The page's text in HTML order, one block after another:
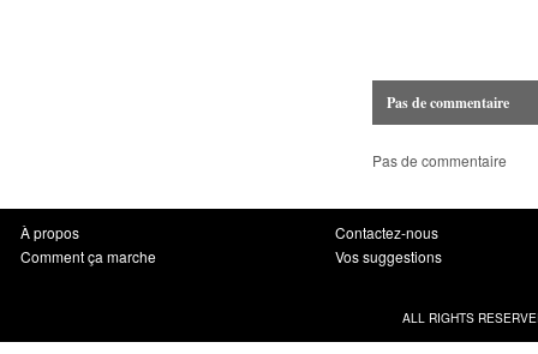
Pas de commentaire
Pas de commentaire
À propos
Comment ça marche
Contactez-nous
Vos suggestions
ALL RIGHTS